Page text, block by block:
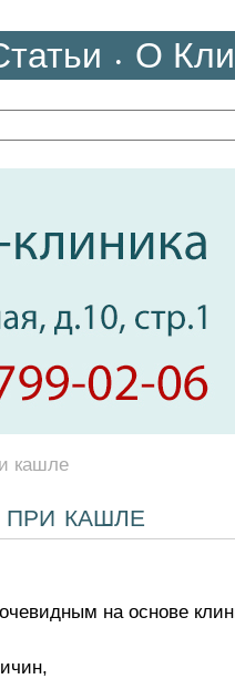
• О
кашле
кашле
на основе